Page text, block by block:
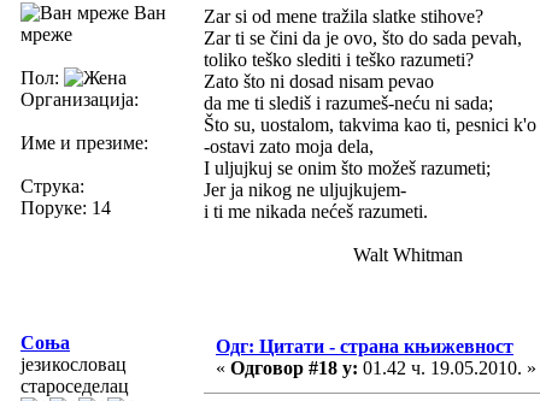
Ван
мреже
Пол:
Организација:
Име и презиме:
Струка:
Поруке: 14
Zar si od mene tražila slatke stihove?
Zar ti se čini da je ovo, što do sada pevah,
toliko teško slediti i teško razumeti?
Zato što ni dosad nisam pevao
da me ti slediš i razumeš-neću ni sada;
Što su, uostalom, takvima kao ti, pesnici k'o
-ostavi zato moja dela,
I uljujkuj se onim što možeš razumeti;
Jer ja nikog ne uljujkujem-
i ti me nikada nećeš razumeti.
Walt Whitman
Соња
језикословац
староседелац
Одг: Цитати - страна књижевност
« Одговор #18 у: 01.42 ч. 19.05.2010. »